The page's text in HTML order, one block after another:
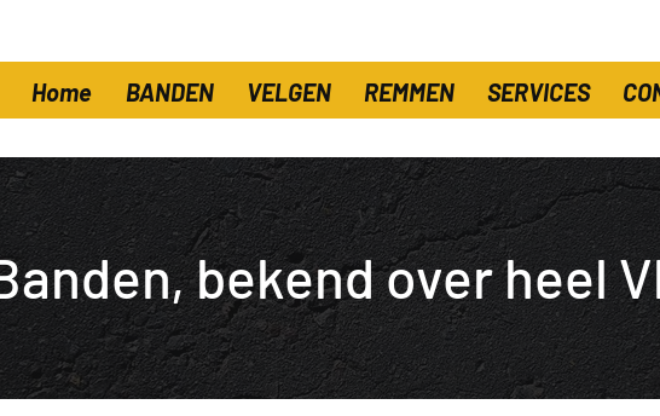
Home BANDEN VELGEN REMMEN SERVICES
bekend over heel